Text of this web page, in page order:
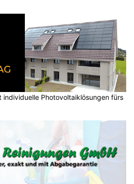
individuelle Photovoltaiklösungen fürs